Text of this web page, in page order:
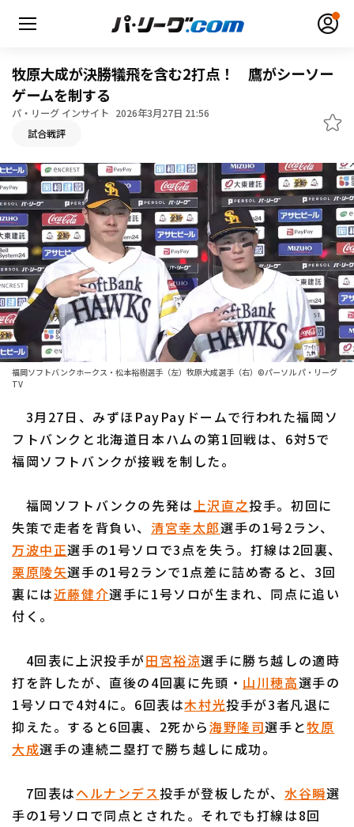
HOME
動画
日程・結果
順位表･成績
1軍公式戦
ファーム東地区
ファーム西地区
交流戦
選手名鑑
選手名鑑トップ
東北楽天ゴールデンイーグルス
埼玉西武ライオンズ
千葉ロッテマリーンズ
オリックス・バファローズ
福岡ソフトバンクホークス
ニュース
利用規約 プライバシーポリシー
牧原大成が決勝犠飛を含む2打点！ 鷹がシーソー
ゲームを制する
パ・リーグ インサイト 2026年3月27日 21:56
試合戦評
福岡ソフトバンクホークス・松本裕樹選手（左）牧原大成選手（右）©パーソル パ・リーグ
TV
3月27日、みずほPayPayドームで行われた福岡ソ
フトバンクと北海道日本ハムの第1回戦は、6対5で
福岡ソフトバンクが接戦を制した。
福岡ソフトバンクの先発は上沢直之投手。初回に
失策で走者を背負い、 清宮幸太郎選手の1号2ラン、
万波中正選手の1号ソロで3点を失う。打線は2回裏、
栗原陵矢選手の1号2ランで1点差に詰め寄ると、3回
裏には近藤健介選手に1号ソロが生まれ、同点に追い
付く。
4回表に上沢投手が田宮裕涼選手に勝ち越しの適時
打を許したが、直後の4回裏に先頭・ 山川穂高選手の
1号ソロで4対4に。6回表は木村光投手が3者凡退に
抑えた。すると6回裏、2死から海野隆司選手と牧原
大成選手の連続二塁打で勝ち越しに成功。
7回表はヘルナンデス投手が登板したが、水谷瞬選
手の1号ソロで同点とされた。それでも打線は8回